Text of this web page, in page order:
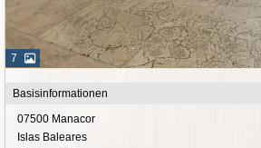
7
Basisinformationen
07500 Manacor
Islas Baleares